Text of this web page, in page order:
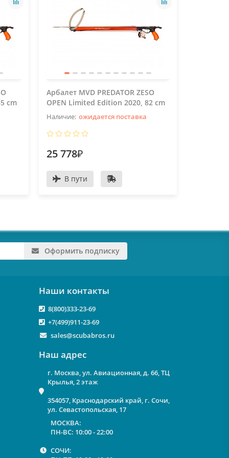
cm
Арбалет MVD PREDATOR ZESO
OPEN Limited Edition 2020, 82 cm
ожидается поставка
25 778₽
В пути
Оформить подписку
Наши контакты
8(800)333-23-69
+7(499)911-23-69
sales@scubabros.ru
Наш адрес
г. Москва, ул. Авиационная, д. 66, ТЦ
Крылья, 2 этаж
354057, Краснодарский край, г. Сочи,
ул. Севастопольская, 17
МОСКВА:
ПН-ВС: 10:00 - 22:00
СОЧИ: